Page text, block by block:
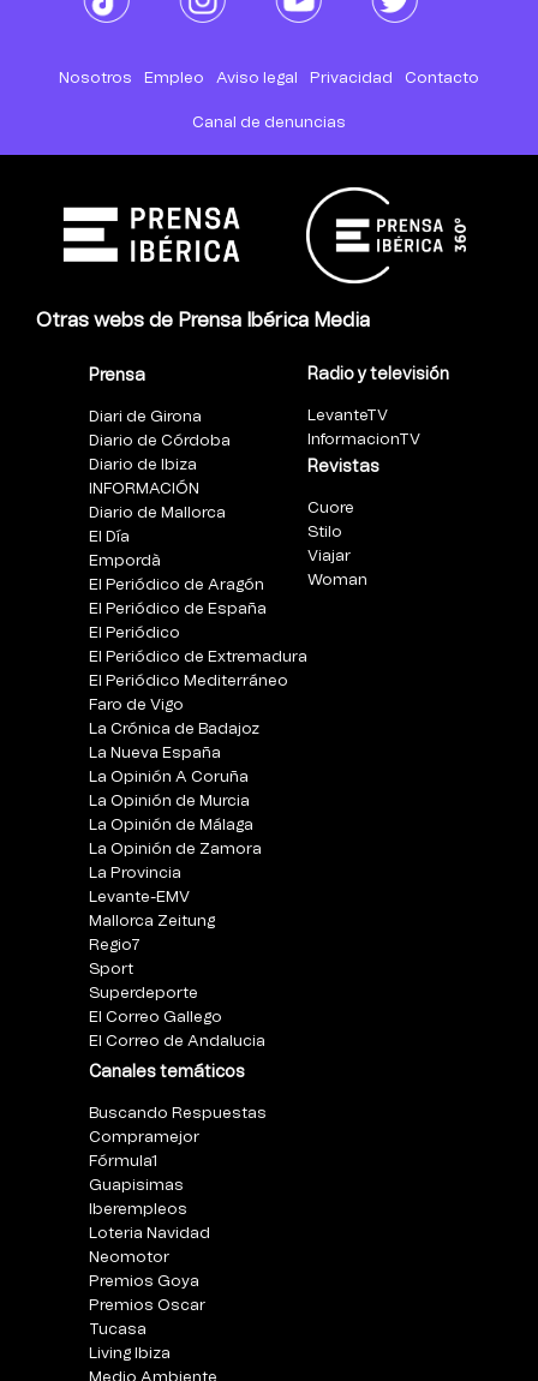
Nosotros Empleo Aviso legal Privacidad Contacto
Canal de denuncias
Otras webs de Prensa Ibérica Media
Prensa
Diari de Girona
Diario de Córdoba
Diario de Ibiza
INFORMACIÓN
Diario de Mallorca
El Día
Empordà
El Periódico de Aragón
El Periódico de España
El Periódico
El Periódico de Extremadura
El Periódico Mediterráneo
Faro de Vigo
La Crónica de Badajoz
La Nueva España
La Opinión A Coruña
La Opinión de Murcia
La Opinión de Málaga
La Opinión de Zamora
La Provincia
Levante-EMV
Mallorca Zeitung
Regio7
Sport
Superdeporte
El Correo Gallego
El Correo de Andalucia
Canales temáticos
Buscando Respuestas
Compramejor
Fórmula1
Guapisimas
Iberempleos
Loteria Navidad
Neomotor
Premios Goya
Premios Oscar
Tucasa
Living Ibiza
Medio Ambiente
Radio y televisión
LevanteTV
InformacionTV
Revistas
Cuore
Stilo
Viajar
Woman